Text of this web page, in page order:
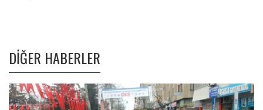
DİĞER HABERLER